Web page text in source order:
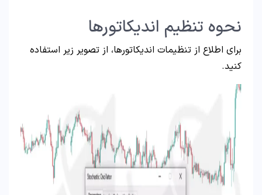
نحوه تنظیم اندیکاتورها
برای اطلاع از تنظیمات اندیکاتورها، از تصویر زیر استفاده
کنید.